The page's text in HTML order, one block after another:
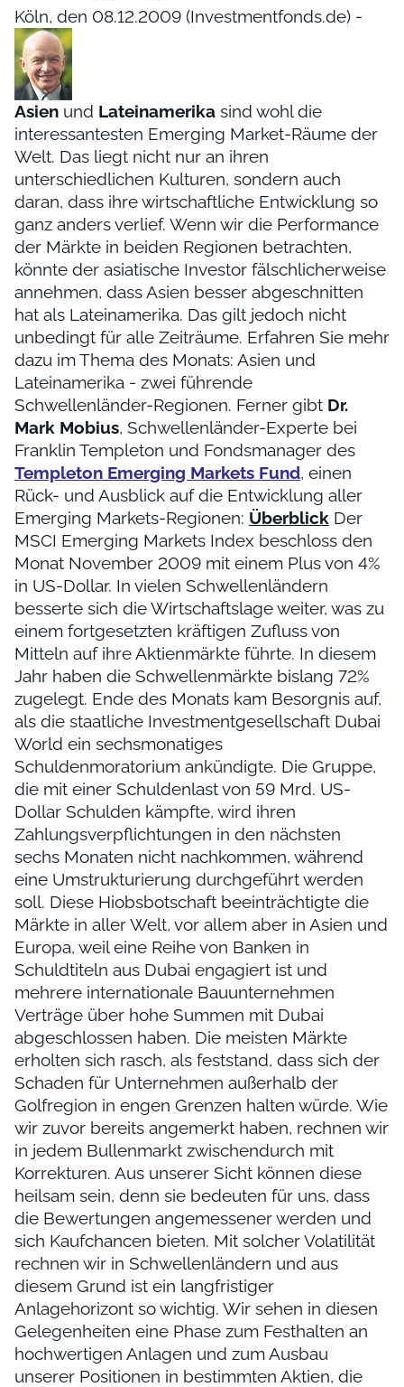
Köln, den 08.12.2009 (Investmentfonds.de) -
Asien und Lateinamerika sind wohl die
interessantesten Emerging Market-Räume der
Welt. Das liegt nicht nur an ihren
unterschiedlichen Kulturen, sondern auch
daran, dass ihre wirtschaftliche Entwicklung so
ganz anders verlief. Wenn wir die Performance
der Märkte in beiden Regionen betrachten,
könnte der asiatische Investor fälschlicherweise
annehmen, dass Asien besser abgeschnitten
hat als Lateinamerika. Das gilt jedoch nicht
unbedingt für alle Zeiträume. Erfahren Sie mehr
dazu im Thema des Monats: Asien und
Lateinamerika - zwei führende
Schwellenländer-Regionen. Ferner gibt Dr.
Mark Mobius, Schwellenländer-Experte bei
Franklin Templeton und Fondsmanager des
Templeton Emerging Markets Fund, einen
Rück- und Ausblick auf die Entwicklung aller
Emerging Markets-Regionen: Überblick Der
MSCI Emerging Markets Index beschloss den
Monat November 2009 mit einem Plus von 4%
in US-Dollar. In vielen Schwellenländern
besserte sich die Wirtschaftslage weiter, was zu
einem fortgesetzten kräftigen Zufluss von
Mitteln auf ihre Aktienmärkte führte. In diesem
Jahr haben die Schwellenmärkte bislang 72%
zugelegt. Ende des Monats kam Besorgnis auf,
als die staatliche Investmentgesellschaft Dubai
World ein sechsmonatiges
Schuldenmoratorium ankündigte. Die Gruppe,
die mit einer Schuldenlast von 59 Mrd. US-
Dollar Schulden kämpfte, wird ihren
Zahlungsverpflichtungen in den nächsten
sechs Monaten nicht nachkommen, während
eine Umstrukturierung durchgeführt werden
soll. Diese Hiobsbotschaft beeinträchtigte die
Märkte in aller Welt, vor allem aber in Asien und
Europa, weil eine Reihe von Banken in
Schuldtiteln aus Dubai engagiert ist und
mehrere internationale Bauunternehmen
Verträge über hohe Summen mit Dubai
abgeschlossen haben. Die meisten Märkte
erholten sich rasch, als feststand, dass sich der
Schaden für Unternehmen außerhalb der
Golfregion in engen Grenzen halten würde. Wie
wir zuvor bereits angemerkt haben, rechnen wir
in jedem Bullenmarkt zwischendurch mit
Korrekturen. Aus unserer Sicht können diese
heilsam sein, denn sie bedeuten für uns, dass
die Bewertungen angemessener werden und
sich Kaufchancen bieten. Mit solcher Volatilität
rechnen wir in Schwellenländern und aus
diesem Grund ist ein langfristiger
Anlagehorizont so wichtig. Wir sehen in diesen
Gelegenheiten eine Phase zum Festhalten an
hochwertigen Anlagen und zum Ausbau
unserer Positionen in bestimmten Aktien, die